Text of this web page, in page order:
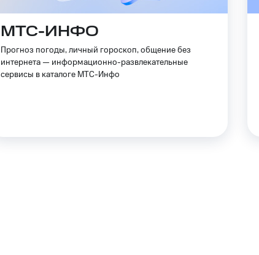
МТС-ИНФО
Прогноз погоды, личный гороскоп, общение без
интернета — информационно-развлекательные
сервисы в каталоге МТС-Инфо